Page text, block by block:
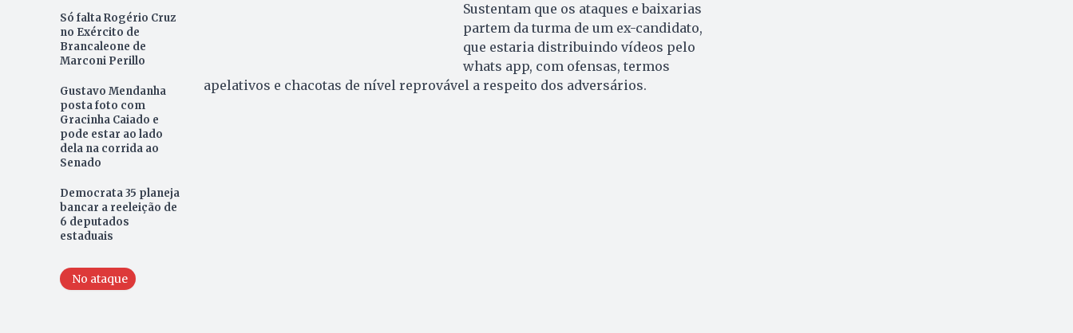
Só falta Rogério Cruz
no Exército de
Brancaleone de
Marconi Perillo
Gustavo Mendanha
posta foto com
Gracinha Caiado e
pode estar ao lado
dela na corrida ao
Senado
Democrata 35 planeja
bancar a reeleição de
6 deputados
estaduais
No ataque
Sustentam que os ataques e baixarias
partem da turma de um ex-candidato,
que estaria distribuindo vídeos pelo
whats app, com ofensas, termos
apelativos e chacotas de nível reprovável a respeito dos adversários.